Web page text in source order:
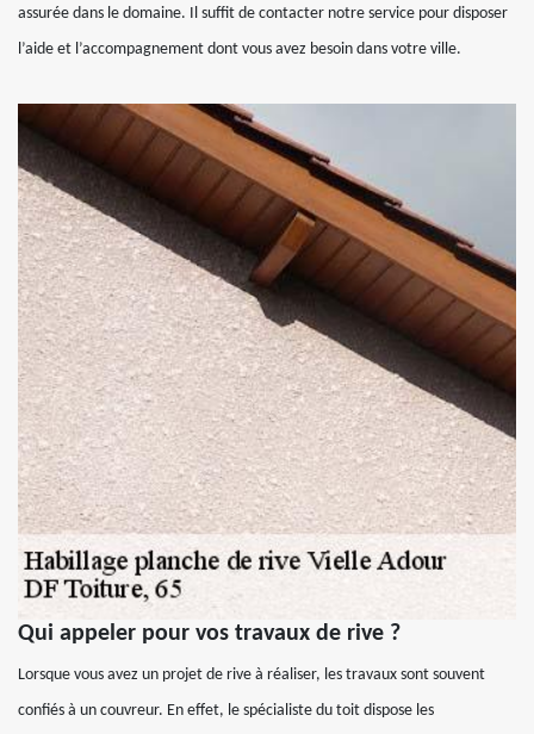
assurée dans le domaine. Il suffit de contacter notre service pour disposer
l’aide et l’accompagnement dont vous avez besoin dans votre ville.
Qui appeler pour vos travaux de rive ?
Lorsque vous avez un projet de rive à réaliser, les travaux sont souvent
confiés à un couvreur. En effet, le spécialiste du toit dispose les